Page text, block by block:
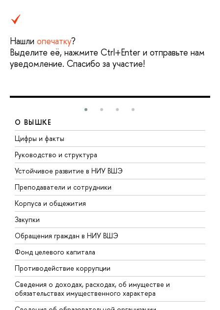
Нашли опечатку?
Выделите её, нажмите Ctrl+Enter и отправьте нам
уведомление. Спасибо за участие!
О ВЫШКЕ
Цифры и факты
Руководство и структура
Устойчивое развитие в НИУ ВШЭ
Преподаватели и сотрудники
Корпуса и общежития
Закупки
Обращения граждан в НИУ ВШЭ
Фонд целевого капитала
Противодействие коррупции
Сведения о доходах, расходах, об имуществе и
обязательствах имущественного характера